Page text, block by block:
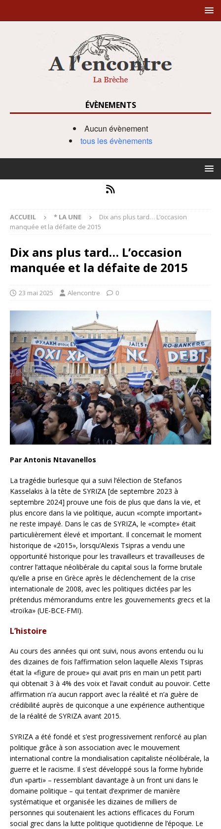
ÉVÈNEMENTS
Aucun évènement
tous les évènements
ACCUEIL * LA UNE
Dix ans plus tard… L’occasion
manquée et la défaite de 2015
Dix ans plus tard… L’occasion
manquée et la défaite de 2015
23 mai 2025 Alencontre 0
Par Antonis Ntavanellos
La tragédie burlesque qui a suivi l’élection de Stefanos
Kasselakis à la tête de SYRIZA [de septembre 2023 à
septembre 2024] prouve une fois de plus que dans la vie, et
plus encore dans la vie politique, aucun «compte important»
ne reste impayé. Dans le cas de SYRIZA, le «compte» était
particulièrement élevé et important. Il concernait le moment
historique de «2015», lorsqu’Alexis Tsipras a vendu une
opportunité historique pour les travailleurs et travailleuses de
contrer l’attaque néolibérale du capital sous la forme brutale
qu’elle a prise en Grèce après le déclenchement de la crise
internationale de 2008, avec les politiques dictées par les
prétendus mémorandums entre les gouvernements grecs et la
«troïka» (UE-BCE-FMI).
L’histoire
Au cours des années qui ont suivi, nous avons entendu ou lu
des dizaines de fois l’affirmation selon laquelle Alexis Tsipras
était la «figure de proue» qui avait pris en main un petit parti
qui obtenait 3 à 4% des voix et l’avait conduit au pouvoir. Cette
affirmation n’a aucun rapport avec la réalité et n’a guère de
crédibilité auprès de quiconque a une expérience authentique
de la réalité de SYRIZA avant 2015.
SYRIZA a été fondé et s’est progressivement renforcé au plan
politique grâce à son association avec le mouvement
international contre la mondialisation capitaliste néolibérale, la
guerre et le racisme. Il s’est développé sous la forme hybride
d’un «parti» – ressemblant davantage à un front uni dans le
domaine politique – qui tentait d’exprimer de manière
systématique et organisée les dizaines de milliers de
personnes qui soutenaient les actions efficaces du Forum
social grec dans la lutte politique quotidienne de l’époque. Le